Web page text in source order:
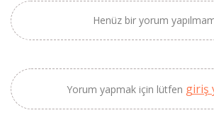
Henüz bir yorum
Yorum yapmak için lütfen giriş
BU HAFTANIN PLANLI
2320,00 TL
Sızma